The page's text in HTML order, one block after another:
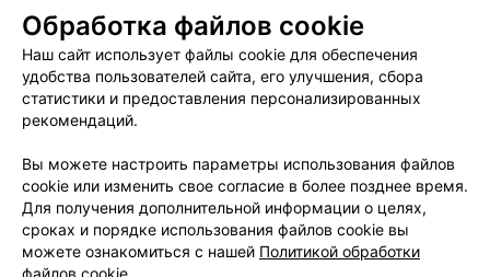
Пользовательское соглашение
Способы оплаты
Вакансии
Партнеры
Написать руководителю 103.by
Обработка персональных данных
Обработка файлов cookie
Наш сайт использует файлы cookie для обеспечения
удобства пользователей сайта, его улучшения, сбора
статистики и предоставления персонализированных
рекомендаций.
Вы можете настроить параметры использования файлов
cookie или изменить свое согласие в более позднее время.
Для получения дополнительной информации о целях,
сроках и порядке использования файлов cookie вы
можете ознакомиться с нашей Политикой обработки
файлов cookie